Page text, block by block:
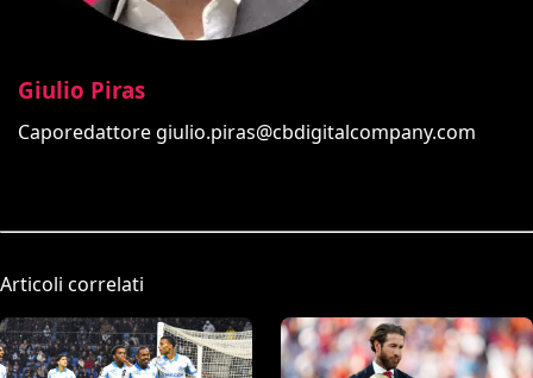
Giulio Piras
Caporedattoregiulio.piras@cbdigitalcompany.com
Articoli correlati